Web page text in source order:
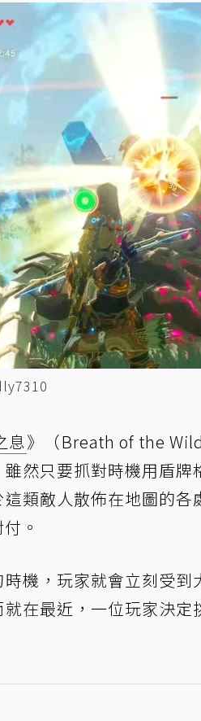
息》（Breath of the
然只要抓對時機用盾
類敵人散佈在地圖的
。
機，玩家就會立刻受
在最近，一位玩家決